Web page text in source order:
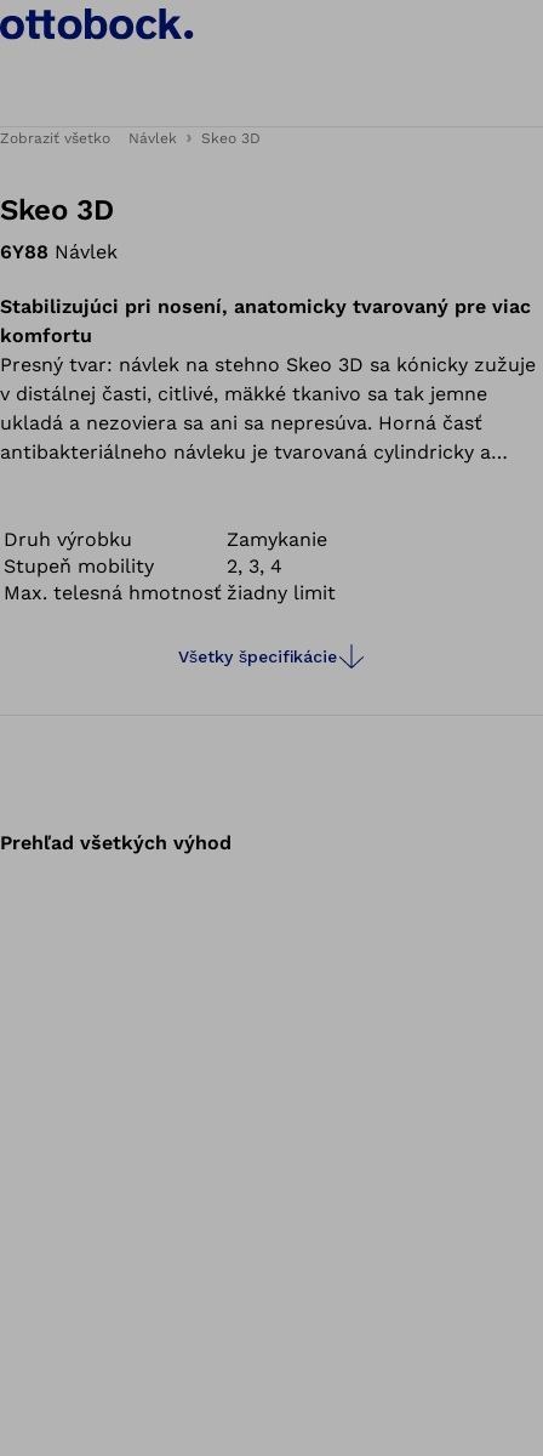
Zobraziť všetko Návlek Skeo 3D
Skeo 3D
6Y88 Návlek
Stabilizujúci pri nosení, anatomicky tvarovaný pre viac
komfortu
Presný tvar: návlek na stehno Skeo 3D sa kónicky zužuje
v distálnej časti, citlivé, mäkké tkanivo sa tak jemne
ukladá a nezoviera sa ani sa nepresúva. Horná časť
antibakteriálneho návleku je tvarovaná cylindricky a
zo skupiny výrobkov Skeo sú odolné, ľahko sa čistia,
dobre držia a stabilizujú – ideálne pre kýpte s
množstvom mäkkého tkaniva.
Druh výrobku
Zamykanie
Stupeň mobility
2, 3, 4
Max. telesná hmotnosť žiadny limit
Všetky špecifikácie
Prehľad všetkých výhod